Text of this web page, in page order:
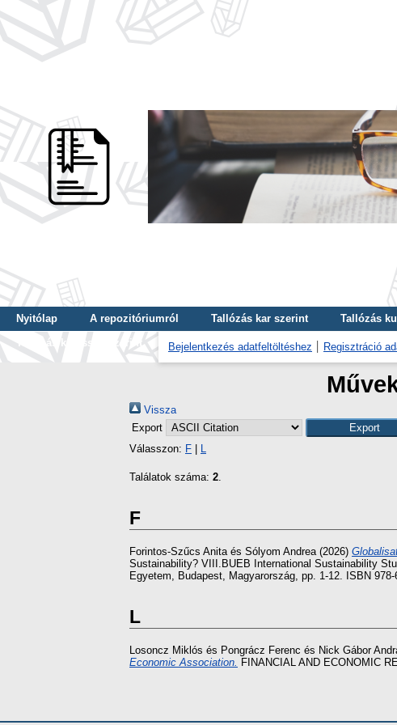
Nyitólap A repozitóriumról Tallózás kar szerint Tallózás
Tallózás kulcsszó szerint
Bejelentkezés adatfeltöltéshez Regisztráció
Vissza
Export
Válasszon: F L
Találatok száma: 2.
F
Forintos-Szűcs Anitaés Sólyom Andrea(2026)
Sustainability? VIII.BUEB International Sustainability
Egyetem, Budapest, Magyarország, pp. 1-12. ISBN 978-
L
Losoncz Miklós és Pongrácz Ferenc és Nick Gábor
Economic Association. FINANCIAL AND ECONOMIC